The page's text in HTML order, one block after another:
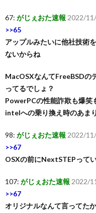
67: がじぇおた速報 2022/
>>65
アップルみたいに他社技術
ないからね
MacOSXなんてFreeBSDの
ってるでしょ？
PowerPCの性能詐欺も爆笑
intelへの乗り換え時のあま
98: がじぇおた速報 2022/
>>67
OSXの前にNextSTEPって
107: がじぇおた速報 2022/
>>67
オリジナルなんて言ってた